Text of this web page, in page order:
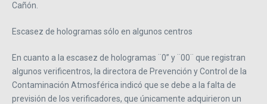
Cañón.
Escasez de hologramas sólo en algunos centros
En cuanto a la escasez de hologramas ¨0” y ¨00¨ que registran
algunos verificentros, la directora de Prevención y Control de la
Contaminación Atmosférica indicó que se debe a la falta de
previsión de los verificadores, que únicamente adquirieron un